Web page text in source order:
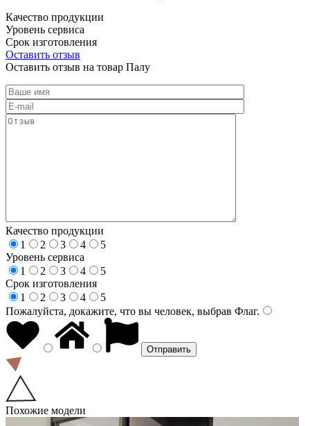
Качество продукции
Уровень сервиса
Срок изготовления
Оставить отзыв
Оставить отзыв на товар Палу
Качество продукции
1
2 3 4
5
Уровень сервиса
1
2 3 4
5
Срок изготовления
1
2 3 4
5
Пожалуйста, докажите, что вы человек, выбрав Флаг.
Похожие модели